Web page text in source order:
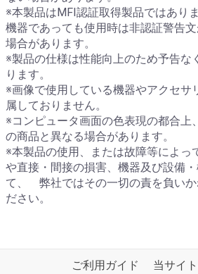
※本製品はMFI認証取得製品ではあり
機器であっても使用時は非認証警告
場合があります。
※製品の仕様は性能向上のため予告な
ります。
※画像で使用している機器やアクセサ
属しておりません。
※コンピュータ画面の色表現の都合上
の商品と異なる場合があります。
※本製品の使用、または故障等によっ
や直接・間接の損害、機器及び設備
て、 弊社ではその一切の責を負いか
ださい。
ご利用ガイド 当サイ